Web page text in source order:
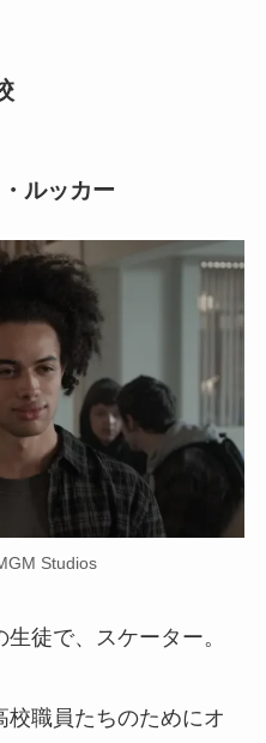
ルッカー
Studios
徒で、スケーター。
職員たちのためにオ